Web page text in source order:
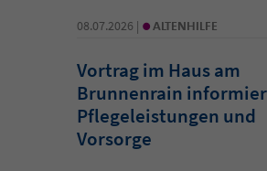
08.07.2026 | • ALTENHILFE
Vortrag im Haus am
Brunnenrain
Pflegeleistungen und
Vorsorge